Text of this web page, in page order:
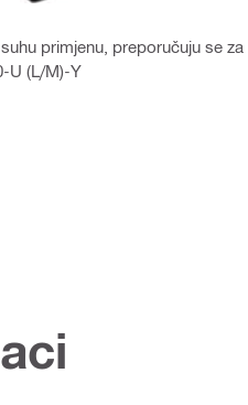
primjenu, preporučuju se
U (L/M)-Y